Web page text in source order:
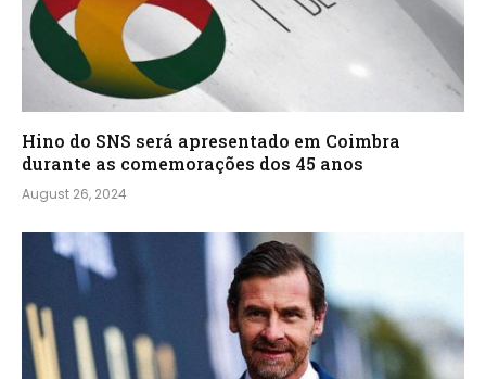
Hino do SNS será apresentado em Coimbra
durante as comemorações dos 45 anos
August 26, 2024